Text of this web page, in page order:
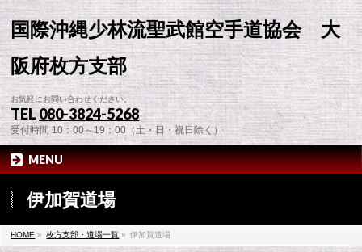
国際沖縄少林流聖武館空手道協会 大
阪府枚方支部
お気軽にお問い合わせください。
TEL080-3824-5268
受付時間 10：00～19：00（土・日・祝日除く）
MENU
伊加賀道場
HOME » 枚方支部・道場一覧 » 伊加賀道場